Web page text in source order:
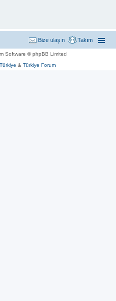
Takım
Bize ulaşın
Software © phpBB Limited
& Türkiye Forum